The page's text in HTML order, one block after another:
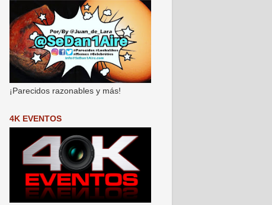
¡Parecidos razonables y más!
4K EVENTOS